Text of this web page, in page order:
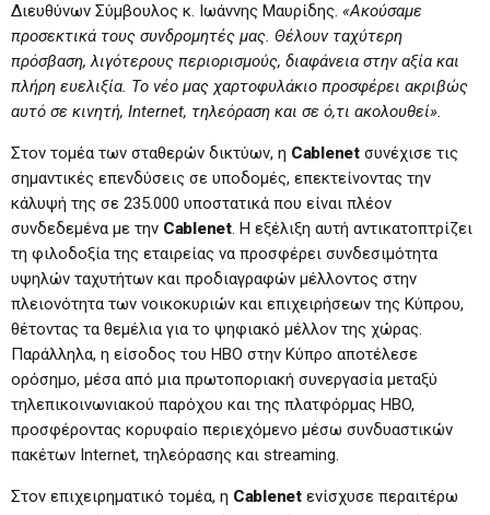
Διευθύνων Σύμβουλος κ. Ιωάννης Μαυρίδης. «Ακούσαμε
προσεκτικά τους συνδρομητές μας. Θέλουν ταχύτερη
πρόσβαση, λιγότερους περιορισμούς, διαφάνεια στην αξία και
πλήρη ευελιξία. Το νέο μας χαρτοφυλάκιο προσφέρει ακριβώς
αυτό σε κινητή, Internet, τηλεόραση και σε ό,τι ακολουθεί».
Στον τομέα των σταθερών δικτύων, η Cablenetσυνέχισε τις
σημαντικές επενδύσεις σε υποδομές, επεκτείνοντας την
κάλυψή της σε 235.000 υποστατικά που είναι πλέον
συνδεδεμένα με την Cablenet. Η εξέλιξη αυτή αντικατοπτρίζει
τη φιλοδοξία της εταιρείας να προσφέρει συνδεσιμότητα
υψηλών ταχυτήτων και προδιαγραφών μέλλοντος στην
πλειονότητα των νοικοκυριών και επιχειρήσεων της Κύπρου,
θέτοντας τα θεμέλια για το ψηφιακό μέλλον της χώρας.
Παράλληλα, η είσοδος του HBO στην Κύπρο αποτέλεσε
ορόσημο, μέσα από μια πρωτοποριακή συνεργασία μεταξύ
τηλεπικοινωνιακού παρόχου και της πλατφόρμας HBO,
προσφέροντας κορυφαίο περιεχόμενο μέσω συνδυαστικών
πακέτων Internet, τηλεόρασης και streaming.
Στον επιχειρηματικό τομέα, η Cablenetενίσχυσε περαιτέρω